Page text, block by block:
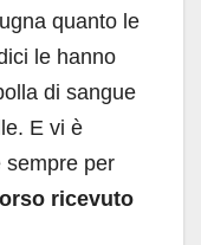
quanto le
le hanno
di sangue
E vi è
sempre per
ricevuto